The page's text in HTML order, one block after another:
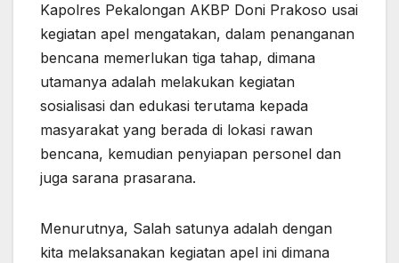
Kapolres Pekalongan AKBP Doni Prakoso usai
kegiatan apel mengatakan, dalam penanganan
bencana memerlukan tiga tahap, dimana
utamanya adalah melakukan kegiatan
sosialisasi dan edukasi terutama kepada
masyarakat yang berada di lokasi rawan
bencana, kemudian penyiapan personel dan
juga sarana prasarana.
Menurutnya, Salah satunya adalah dengan
kita melaksanakan kegiatan apel ini dimana